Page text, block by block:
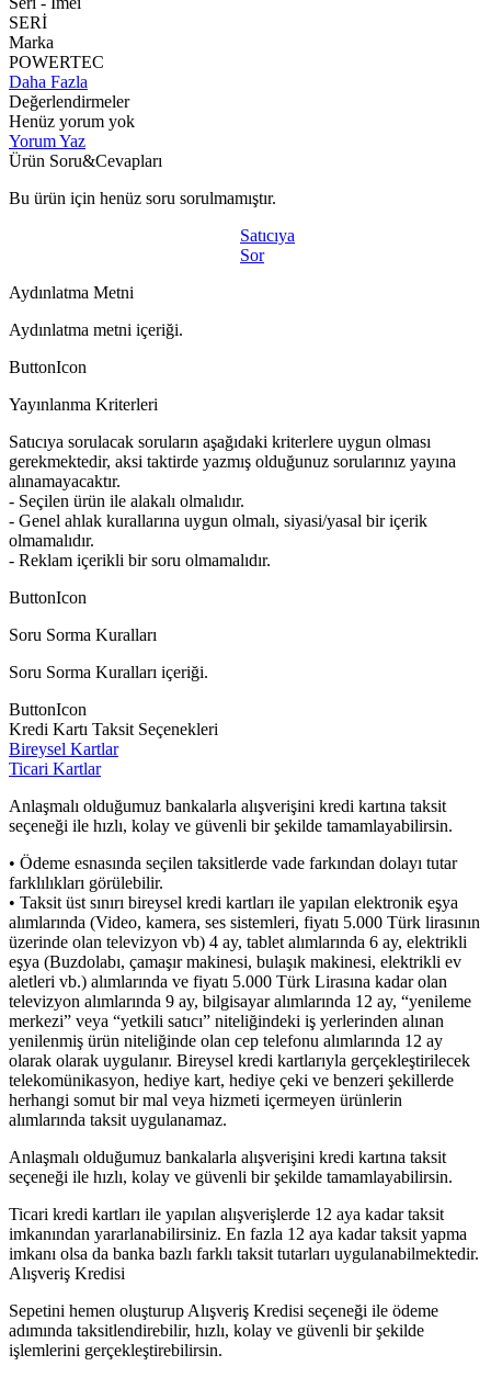
SERİ
Marka
POWERTEC
Daha Fazla
Değerlendirmeler
Henüz yorum yok
Yorum Yaz
Ürün Soru&Cevapları
Bu ürün için henüz soru sorulmamıştır.
Satıcıya
Sor
Aydınlatma Metni
Aydınlatma metni içeriği.
ButtonIcon
Yayınlanma Kriterleri
Satıcıya sorulacak soruların aşağıdaki kriterlere uygun olması
gerekmektedir, aksi taktirde yazmış olduğunuz sorularınız yayına
alınamayacaktır.
- Seçilen ürün ile alakalı olmalıdır.
- Genel ahlak kurallarına uygun olmalı, siyasi/yasal bir içerik
olmamalıdır.
- Reklam içerikli bir soru olmamalıdır.
ButtonIcon
Soru Sorma Kuralları
Soru Sorma Kuralları içeriği.
ButtonIcon
Kredi Kartı Taksit Seçenekleri
Bireysel Kartlar
Ticari Kartlar
Anlaşmalı olduğumuz bankalarla alışverişini kredi kartına taksit
seçeneği ile hızlı, kolay ve güvenli bir şekilde tamamlayabilirsin.
• Ödeme esnasında seçilen taksitlerde vade farkından dolayı tutar
farklılıkları görülebilir.
• Taksit üst sınırı bireysel kredi kartları ile yapılan elektronik eşya
alımlarında (Video, kamera, ses sistemleri, fiyatı 5.000 Türk lirasının
üzerinde olan televizyon vb) 4 ay, tablet alımlarında 6 ay, elektrikli
eşya (Buzdolabı, çamaşır makinesi, bulaşık makinesi, elektrikli ev
aletleri vb.) alımlarında ve fiyatı 5.000 Türk Lirasına kadar olan
televizyon alımlarında 9 ay, bilgisayar alımlarında 12 ay, “yenileme
merkezi” veya “yetkili satıcı” niteliğindeki iş yerlerinden alınan
yenilenmiş ürün niteliğinde olan cep telefonu alımlarında 12 ay
olarak olarak uygulanır. Bireysel kredi kartlarıyla gerçekleştirilecek
telekomünikasyon, hediye kart, hediye çeki ve benzeri şekillerde
herhangi somut bir mal veya hizmeti içermeyen ürünlerin
alımlarında taksit uygulanamaz.
Anlaşmalı olduğumuz bankalarla alışverişini kredi kartına taksit
seçeneği ile hızlı, kolay ve güvenli bir şekilde tamamlayabilirsin.
Ticari kredi kartları ile yapılan alışverişlerde 12 aya kadar taksit
imkanından yararlanabilirsiniz. En fazla 12 aya kadar taksit yapma
imkanı olsa da banka bazlı farklı taksit tutarları uygulanabilmektedir.
Alışveriş Kredisi
Sepetini hemen oluşturup Alışveriş Kredisi seçeneği ile ödeme
adımında taksitlendirebilir, hızlı, kolay ve güvenli bir şekilde
işlemlerini gerçekleştirebilirsin.